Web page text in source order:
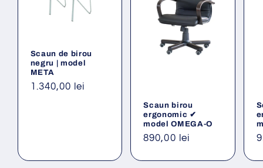
Scaun de birou
negru | model
META
Preț
1.340,00 lei
Scaun birou
ergonomic ✔
model OMEGA-O
Preț
890,00 lei